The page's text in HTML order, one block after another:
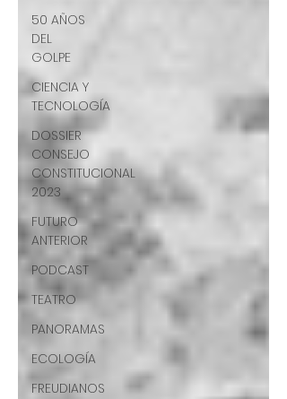
50 AÑOS
DEL
GOLPE
CIENCIA Y
TECNOLOGÍA
DOSSIER
CONSEJO
CONSTITUCIONAL
2023
FUTURO
ANTERIOR
PODCAST
TEATRO
PANORAMAS
ECOLOGÍA
FREUDIANOS